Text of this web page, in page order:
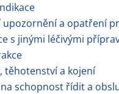
upozornění a opatření
s jinými léčivými
těhotenství a kojení
schopnost řídit a